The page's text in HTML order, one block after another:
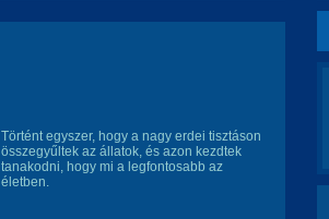
Történt egyszer, hogy a nagy erdei tisztáson
összegyűltek az állatok, és azon kezdtek
tanakodni, hogy mi a legfontosabb az
életben.